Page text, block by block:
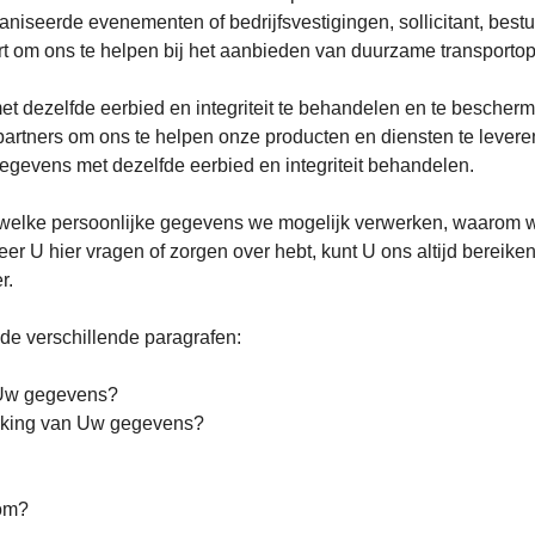
evenementen of bedrijfsvestigingen, sollicitant,
ons te helpen bij het aanbieden van duurzame
dezelfde eerbied en integriteit te behandelen en te
om ons te helpen onze producten en diensten te
met dezelfde eerbied en integriteit behandelen.
persoonlijke gegevens we mogelijk verwerken, waarom
U hier vragen of zorgen over hebt, kunt U ons altijd
verschillende paragrafen:
gegevens?
van Uw gegevens?